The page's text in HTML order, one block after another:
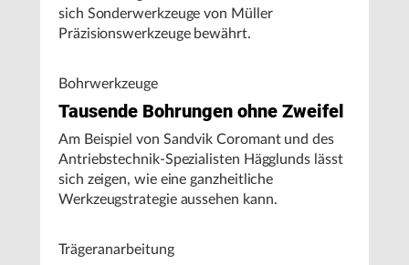
sich Sonderwerkzeuge von Müller
Präzisionswerkzeuge bewährt.
Bohrwerkzeuge
Tausende Bohrungen ohne Zweifel
Am Beispiel von Sandvik Coromant und des
Antriebstechnik-Spezialisten Hägglunds lässt
sich zeigen, wie eine ganzheitliche
Werkzeugstrategie aussehen kann.
Trägeranarbeitung